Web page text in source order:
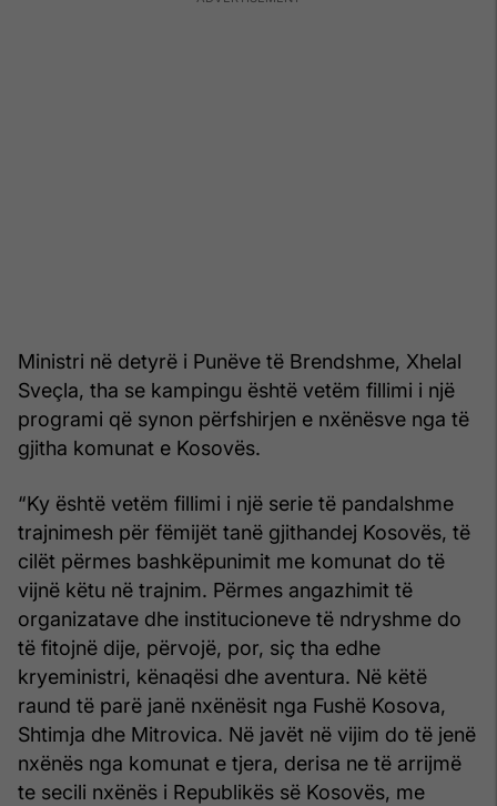
Ministri në detyrë i Punëve të Brendshme, Xhelal
Sveçla, tha se kampingu është vetëm fillimi i një
programi që synon përfshirjen e nxënësve nga të
gjitha komunat e Kosovës.
“Ky është vetëm fillimi i një serie të pandalshme
trajnimesh për fëmijët tanë gjithandej Kosovës, të
cilët përmes bashkëpunimit me komunat do të
vijnë këtu në trajnim. Përmes angazhimit të
organizatave dhe institucioneve të ndryshme do
të fitojnë dije, përvojë, por, siç tha edhe
kryeministri, kënaqësi dhe aventura. Në këtë
raund të parë janë nxënësit nga Fushë Kosova,
Shtimja dhe Mitrovica. Në javët në vijim do të jenë
nxënës nga komunat e tjera, derisa ne të arrijmë
te secili nxënës i Republikës së Kosovës, me